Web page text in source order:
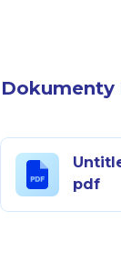
Dokumenty
pdf